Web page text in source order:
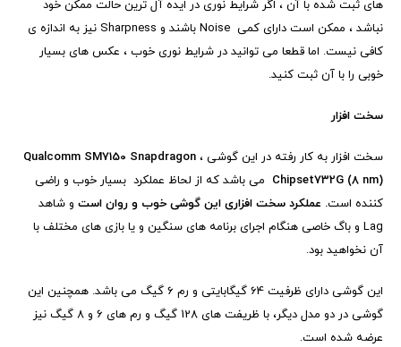
های ثبت شده با آن ، اگر شرایط نوری در ایده آل ترین حالت ممکن خود
نباشد ، ممکن است دارای کمی Noise باشند و Sharpness نیز به اندازه ی
کافی نیست. اما قطعا می توانید در شرایط نوری خوب ، عکس های بسیار
خوبی را با آن ثبت کنید.
سخت افزار
سخت افزار به کار رفته در این گوشی ، Qualcomm SM7150 Snapdragon
732G (8 nm)
Chipset می باشد که از لحاظ عملکرد بسیار خوب و راضی
کننده است. عملکرد سخت افزاری این گوشی خوب و روان است و شاهد
Lag و باگ خاصی هنگام اجرای برنامه های سنگین و یا بازی های مختلف با
آن نخواهید بود.
این گوشی دارای ظرفیت 64 گیگابایتی و رم 6 گیگ می باشد. همچنین این
گوشی در دو مدل دیگر، با ظریفت های 128 گیگ و رم های 6 و 8 گیگ نیز
عرضه شده است.